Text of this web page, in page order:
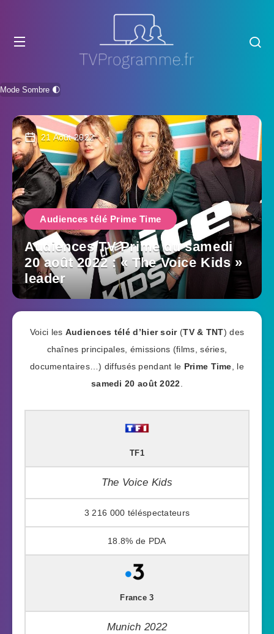
Mode Sombre 🌓
21 Août 2022
Audiences télé Prime Time
Audiences TV Prime du samedi
20 août 2022 : « The Voice Kids »
leader
Voici les Audiences télé d’hier soir (TV & TNT) des
chaînes principales, émissions (films, séries,
documentaires…) diffusés pendant le Prime Time , le
samedi 20 août 2022
TF1
The Voice Kids
3 216 000
18.8%
France 3
Munich 2022